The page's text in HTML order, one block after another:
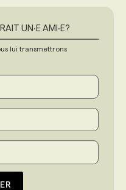
UN‧E AMI‧E?
lui transmettrons